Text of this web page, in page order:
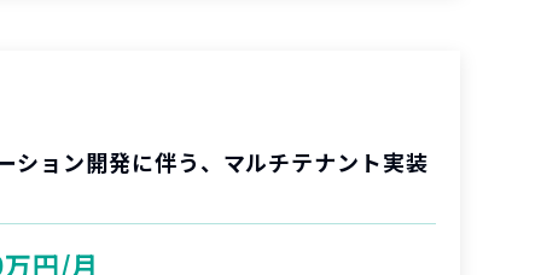
ション開発に伴う、マルチテナント実装
円/月